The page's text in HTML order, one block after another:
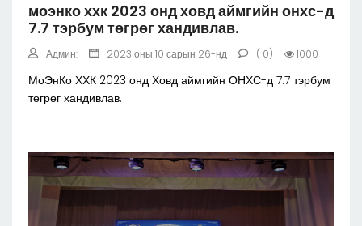
моэнко ххк 2023 онд ховд аймгийн онхс-д
7.7 тэрбум төгрөг хандивлав.
Админ: 2023 оны 10 сарын 26-нд ( 0) 1000
МоЭнКо ХХК 2023 онд Ховд аймгийн ОНХС-д 7.7 тэрбум
төгрөг хандивлав.